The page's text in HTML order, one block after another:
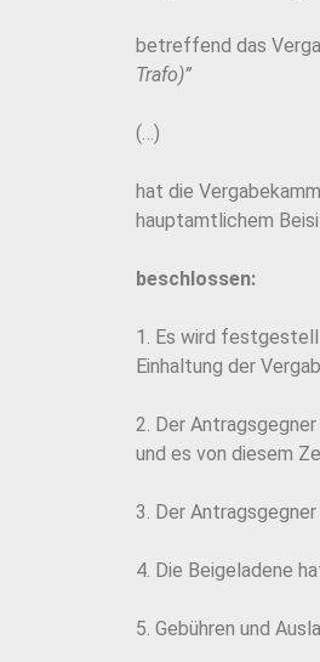
betreffend das
Trafo)”
(…)
hat die
hauptamtlichem
beschlossen:
1. Es wird
Einhaltung der
2. Der
und es von diesem
3. Der
4. Die Beigeladene
5. Gebühren und